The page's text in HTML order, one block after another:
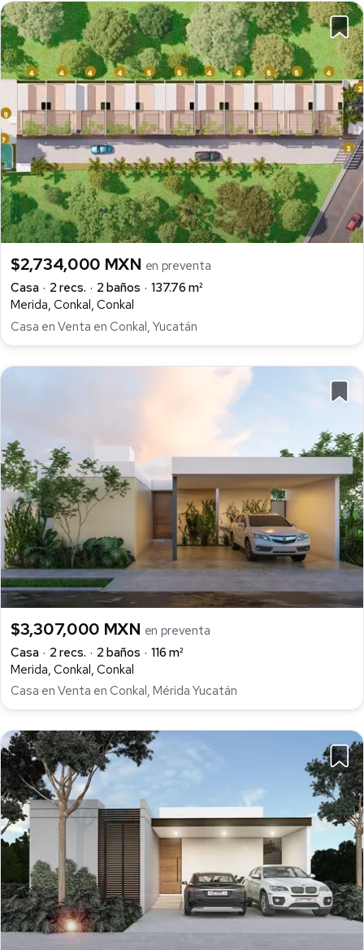
$2,734,000 MXN en preventa
Casa
2 recs. 2 baños
137.76 m²
Merida, Conkal, Conkal
Casa en Venta en Conkal, Yucatán
$3,307,000 MXN en preventa
Casa
2 recs. 2 baños
116 m²
Merida, Conkal, Conkal
Casa en Venta en Conkal, Mérida Yucatán